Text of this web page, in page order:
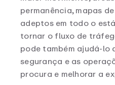
permanência, mapas
adeptos em todo o
tornar o fluxo de
pode também ajudá-lo
segurança e as
procura e melhorar a